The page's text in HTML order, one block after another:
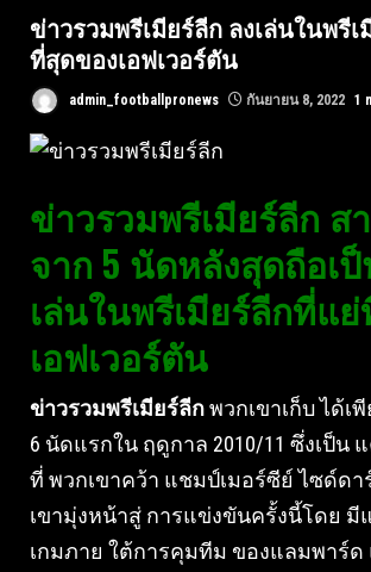
ข่าวรวมพรีเมียร์ลีก ลงเล่นในพรี
ที่สุดของเอฟเวอร์ตัน
admin_footballpronews กันยายน 8, 2022 1
ข่าวรวมพรีเมียร์ลีก ส
จาก 5 นัดหลังสุดถือเ
เล่นในพรีเมียร์ลีกที่แ
เอฟเวอร์ตัน
ข่าวรวมพรีเมียร์ลีกพวกเขาเก็บ ได้เ
6 นัดแรกใน ฤดูกาล 2010/11 ซึ่งเป็น
ที่ พวกเขาคว้า แชมป์เมอร์ซีย์ ไซด์ดา
เขามุ่งหน้าสู่ การแข่งขันครั้งนี้โดย มี
เกมภาย ใต้การคุมทีม ของแลมพาร์ด